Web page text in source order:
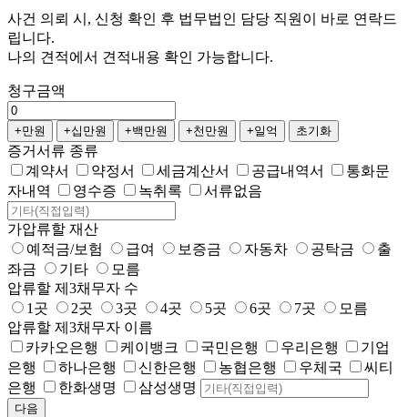
사건 의뢰 시, 신청 확인 후 법무법인 담당 직원이 바로 연락드
립니다.
나의 견적에서 견적내용 확인 가능합니다.
청구금액
증거서류 종류
계약서
약정서 세금계산서 공급내역서
통화문
자내역
영수증 녹취록 서류없음
가압류할 재산
예적금/보험
급여 보증금 자동차 공탁금
출
좌금
기타
모름
압류할 제3채무자 수
1곳
2곳 3곳 4곳 5곳 6곳 7곳
모름
압류할 제3채무자 이름
카카오은행
케이뱅크 국민은행 우리은행
기업
은행
하나은행 신한은행 농협은행 우체국
씨티
은행
한화생명 삼성생명